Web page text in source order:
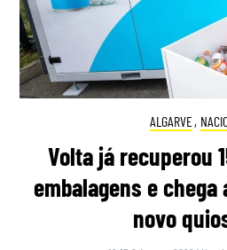
ALGARVE,
Volta já recuperou
embalagens e
novo